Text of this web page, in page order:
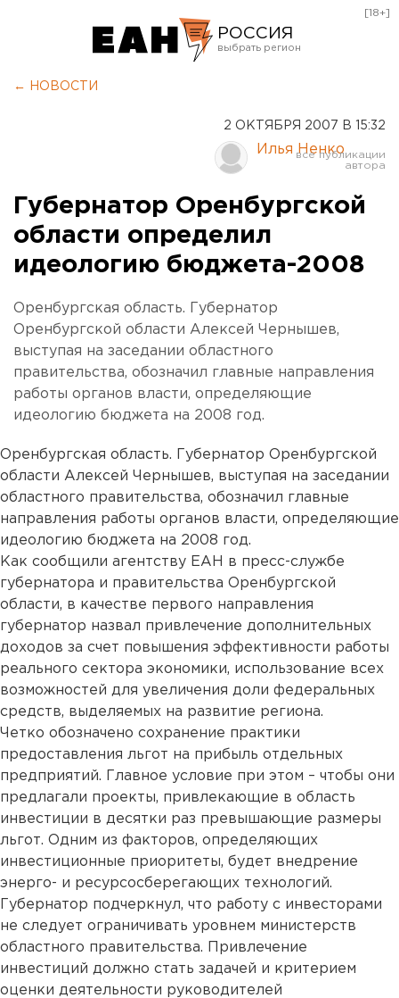
РОССИЯ
Курган
Оренбург
[18+]
← НОВОСТИ
2 ОКТЯБРЯ 2007 В 15:32
Илья Ненко
Губернатор Оренбургской
области определил
идеологию бюджета-2008
Оренбургская область. Губернатор
Оренбургской области Алексей Чернышев,
выступая на заседании областного
правительства, обозначил главные направления
работы органов власти, определяющие
идеологию бюджета на 2008 год.
Оренбургская область. Губернатор Оренбургской
области Алексей Чернышев, выступая на заседании
областного правительства, обозначил главные
направления работы органов власти, определяющие
идеологию бюджета на 2008 год.
Как сообщили агентству ЕАН в пресс-службе
губернатора и правительства Оренбургской
области, в качестве первого направления
губернатор назвал привлечение дополнительных
доходов за счет повышения эффективности работы
реального сектора экономики, использование всех
возможностей для увеличения доли федеральных
средств, выделяемых на развитие региона.
Четко обозначено сохранение практики
предоставления льгот на прибыль отдельных
предприятий. Главное условие при этом – чтобы они
предлагали проекты, привлекающие в область
инвестиции в десятки раз превышающие размеры
льгот. Одним из факторов, определяющих
инвестиционные приоритеты, будет внедрение
энерго- и ресурсосберегающих технологий.
Губернатор подчеркнул, что работу с инвесторами
не следует ограничивать уровнем министерств
областного правительства. Привлечение
инвестиций должно стать задачей и критерием
оценки деятельности руководителей